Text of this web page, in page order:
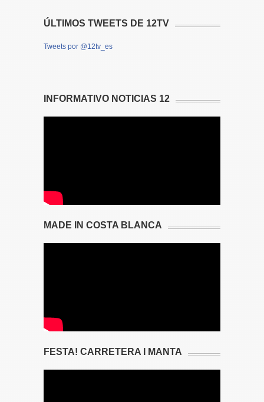
ÚLTIMOS TWEETS DE 12TV
Tweets por @12tv_es
INFORMATIVO NOTICIAS 12
MADE IN COSTA BLANCA
FESTA! CARRETERA I MANTA